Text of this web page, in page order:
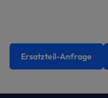
Ersatzteil-Anfrage